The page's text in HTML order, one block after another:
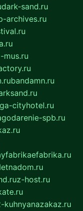
dark-sand.ru
archives.ru
mus.ru
bandamn.ru
cityhotel.ru
spb.ru
z-host.ru
kuhnyanazakaz.ru